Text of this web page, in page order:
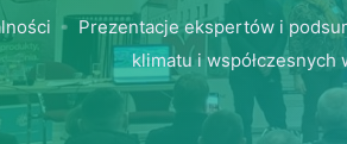
Prezentacje ekspertów i
klimatu i współczesnych